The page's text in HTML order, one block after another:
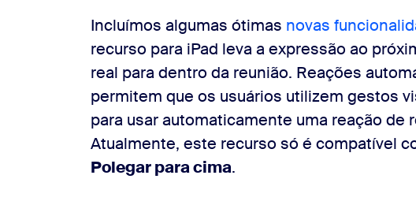
Incluímos algumas ótimas novas
recurso para iPad leva a expressão ao
real para dentro da reunião. Reações
permitem que os usuários utilizem gestos
para usar automaticamente uma reação de
Atualmente, este recurso só é compatível
Polegar para cima.